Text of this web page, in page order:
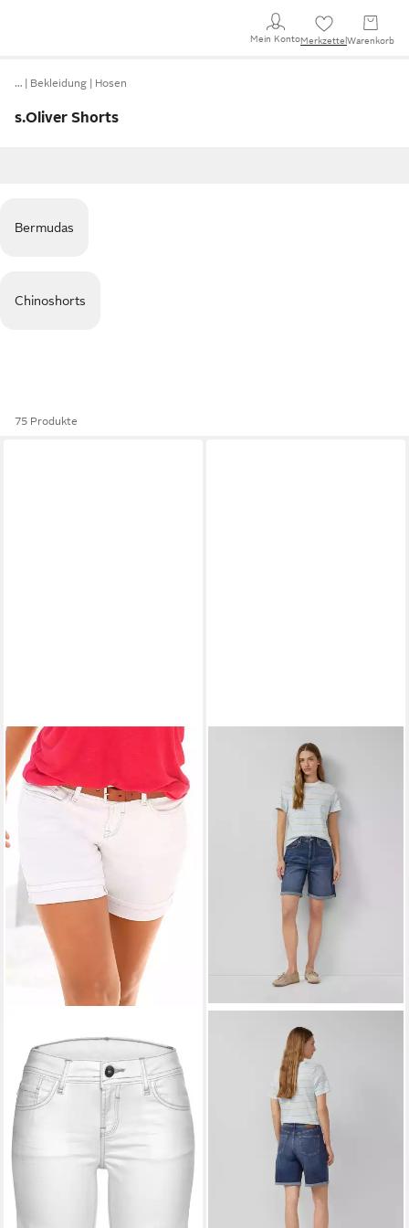
Mein KontoMerkzettel Warenkorb
… Bekleidung Hosen
s.Oliver Shorts
Bermudas
Chinoshorts
75 Produkte